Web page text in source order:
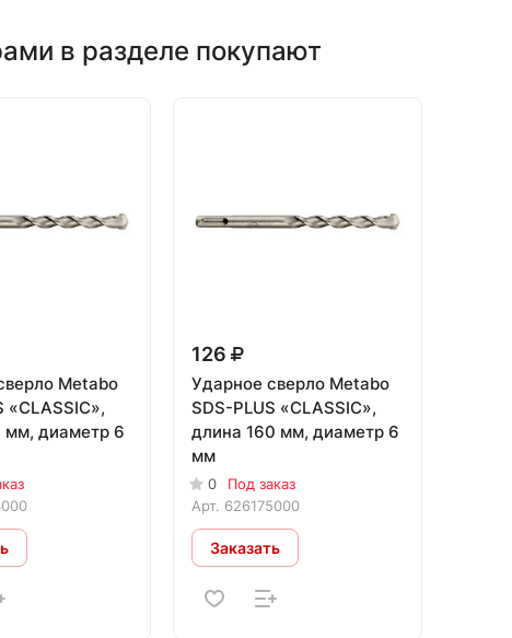
в разделе покупают
Metabo
«CLASSIC»,
мм, диаметр 6
126
Ударное сверло Metabo
SDS-PLUS «CLASSIC»,
длина 160 мм, диаметр 6
мм
0
Под заказ
Арт. 626175000
Заказать